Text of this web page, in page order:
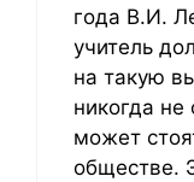
года В.И.
учитель
на такую
никогда не
может
обществе.